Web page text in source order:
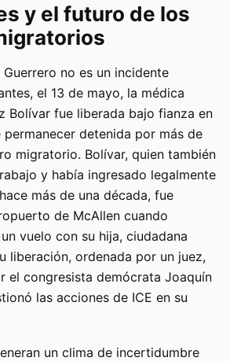
y el futuro de los
no es un incidente
el 13 de mayo, la médica
Bolívar fue liberada bajo fianza en
permanecer detenida por más de
migratorio. Bolívar, quien también
y había ingresado legalmente
más de una década, fue
de McAllen cuando
vuelo con su hija, ciudadana
liberación, ordenada por un juez,
el congresista demócrata Joaquín
las acciones de ICE en su
un clima de incertidumbre